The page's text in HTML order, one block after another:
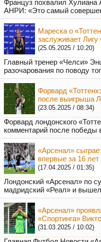
Француз похвалил Хулиана
АНРИ: «Это самый
Мареска о
заслуживает Лигу
(25.05.2025 / 10:20)
Главный тренер «Челси»
разочарования по поводу
Форвард
после выигрыша
(23.05.2025 / 08:34)
Форвард лондонского
комментарий после победы
«Арсенал»
впервые за 16 лет
(17.04.2025 / 01:35)
Лондонский «Арсенал» по
мадридский «Реал» и
«Арсенал»
«Спортинга»
(31.03.2025 / 10:02)